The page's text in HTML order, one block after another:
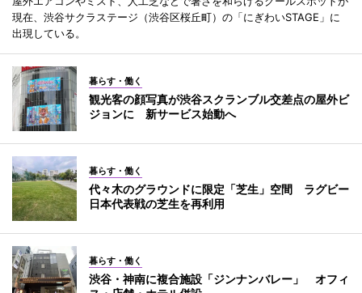
現在、渋谷サクラステージ（渋谷区桜丘町）の「にぎわいSTAGE」に
出現している。
暮らす・働く
観光客の顔写真が渋谷スクランブル交差点の屋外ビ
ジョンに 新サービス始動へ
暮らす・働く
代々木のグラウンドに限定「芝生」空間 ラグビー
日本代表戦の芝生を再利用
暮らす・働く
渋谷・神南に複合施設「ジンナンバレー」 オフィ